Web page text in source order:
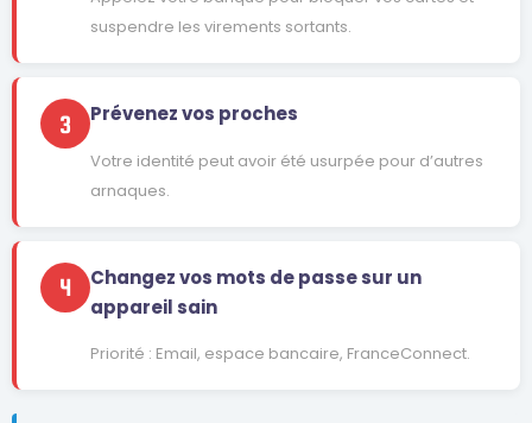
suspendre les virements sortants.
3 Prévenez vos proches
Votre identité peut avoir été usurpée pour d’autres
arnaques.
4
Changez vos mots de passe sur un
appareil sain
Priorité : Email, espace bancaire, FranceConnect.